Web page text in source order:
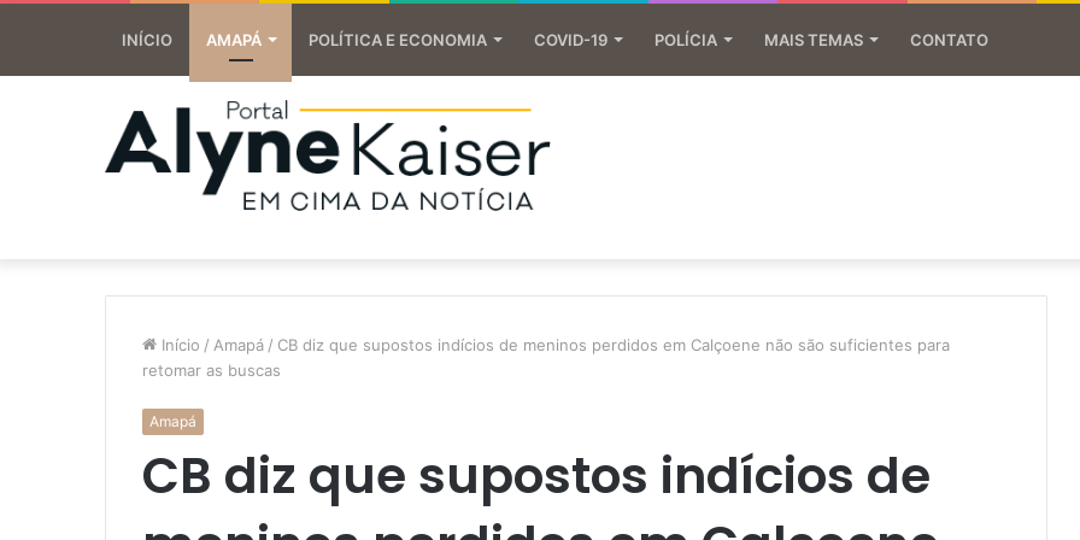
INÍCIO AMAPÁ POLÍTICA E ECONOMIA COVID-19 POLÍCIA MAIS TEMAS CONTATO
Início / Amapá / CB diz que supostos indícios de meninos perdidos em Calçoene não são suficientes para
retomar as buscas
Amapá
CB diz que supostos indícios de